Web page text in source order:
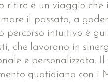
ritiro è un viaggio che
il passato, a
percorso intuitivo è
che lavorano in
e personalizzata.
quotidiano con i